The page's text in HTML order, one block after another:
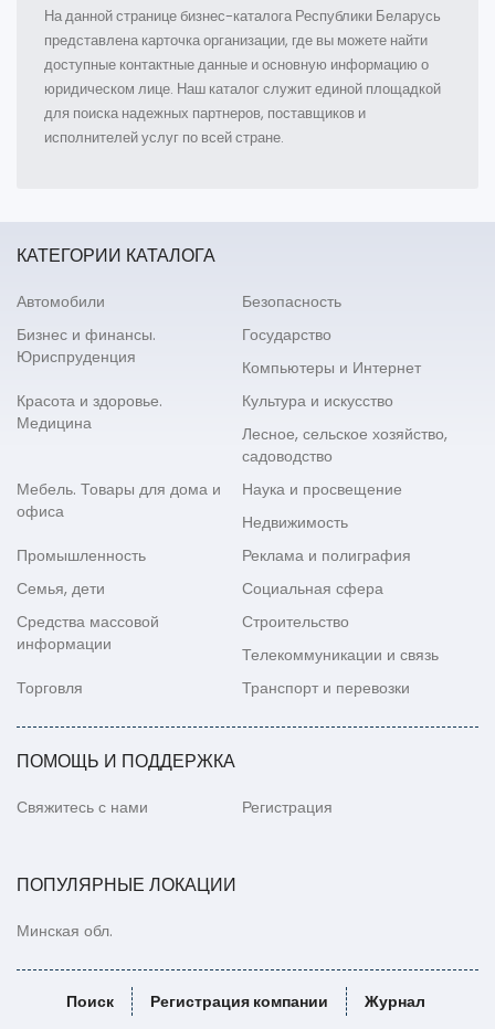
На данной странице бизнес-каталога Республики Беларусь
представлена карточка организации, где вы можете найти
доступные контактные данные и основную информацию о
юридическом лице. Наш каталог служит единой площадкой
для поиска надежных партнеров, поставщиков и
исполнителей услуг по всей стране.
КАТЕГОРИИ КАТАЛОГА
Автомобили
Безопасность
Бизнес и финансы.
Юриспруденция
Государство
Компьютеры и Интернет
Красота и здоровье.
Медицина
Культура и искусство
Лесное, сельское хозяйство,
садоводство
Мебель. Товары для дома и
офиса
Наука и просвещение
Недвижимость
Промышленность
Реклама и полиграфия
Семья, дети
Социальная сфера
Средства массовой
информации
Строительство
Телекоммуникации и связь
Торговля
Транспорт и перевозки
ПОМОЩЬ И ПОДДЕРЖКА
Свяжитесь с нами Регистрация
ПОПУЛЯРНЫЕ ЛОКАЦИИ
Минская обл.
Поиск Регистрация компании Журнал